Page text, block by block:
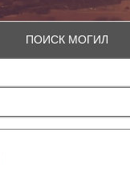
ПОИСК МОГИЛ